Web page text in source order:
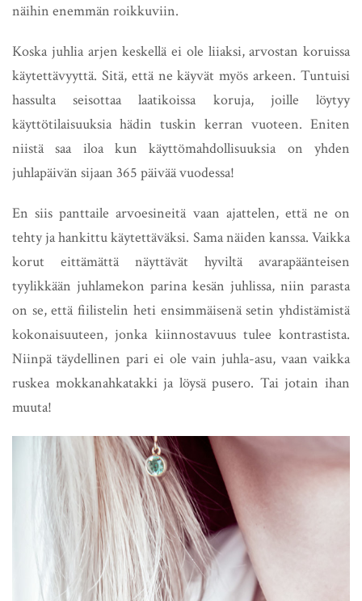
näihin enemmän roikkuviin.
Koska juhlia arjen keskellä ei ole liiaksi, arvostan koruissa
käytettävyyttä. Sitä, että ne käyvät myös arkeen. Tuntuisi
hassulta seisottaa laatikoissa koruja, joille löytyy
käyttötilaisuuksia hädin tuskin kerran vuoteen. Eniten
niistä saa iloa kun käyttömahdollisuuksia on yhden
juhlapäivän sijaan 365 päivää vuodessa!
En siis panttaile arvoesineitä vaan ajattelen, että ne on
tehty ja hankittu käytettäväksi. Sama näiden kanssa. Vaikka
korut eittämättä näyttävät hyviltä avarapäänteisen
tyylikkään juhlamekon parina kesän juhlissa, niin parasta
on se, että fiilistelin heti ensimmäisenä setin yhdistämistä
kokonaisuuteen, jonka kiinnostavuus tulee kontrastista.
Niinpä täydellinen pari ei ole vain juhla-asu, vaan vaikka
ruskea mokkanahkatakki ja löysä pusero. Tai jotain ihan
muuta!